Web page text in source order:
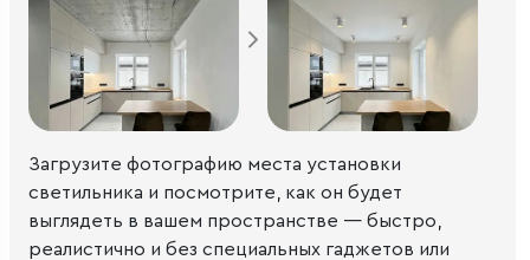
Загрузите фотографию места установки
светильника и посмотрите, как он будет
выглядеть в вашем пространстве — быстро,
реалистично и без специальных гаджетов или